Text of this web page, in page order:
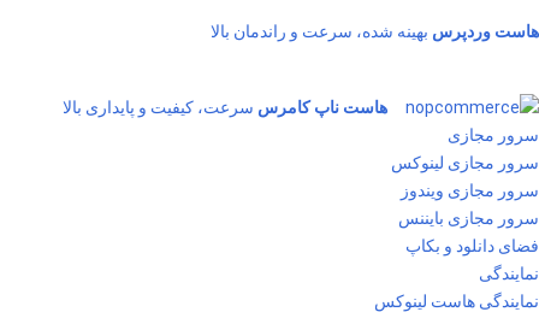
هاست وردپرس بهینه شده، سرعت و راندمان بالا
هاست ناپ کامرس سرعت، کیفیت و پایداری بالا
سرور مجازی
سرور مجازی لینوکس
سرور مجازی ویندوز
سرور مجازی بایننس
فضای دانلود و بکاپ
نمایندگی
نمایندگی هاست لینوکس